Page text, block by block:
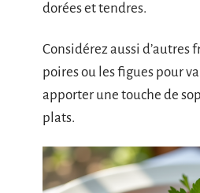
dorées et tendres.
Considérez aussi d’autres
poires ou les figues pour
apporter une touche de
plats.